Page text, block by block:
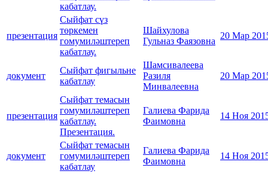
кабатлау.
презентация
Сыйфат сүз
төркемен
гомумиләштереп
кабатлау.
Шайхулова
Гульназ Фаязовна
20 Мар
документ
Сыйфат фигыльне
кабатлау
Шамсивалеева
Разиля
Минвалеевна
20 Мар
презентация
Сыйфат темасын
гомумиләштереп
кабатлау.
Презентация.
Галиева Фарида
Фаимовна
14 Ноя
документ
Сыйфат темасын
гомумиләштереп
кабатлау
Галиева Фарида
Фаимовна
14 Ноя